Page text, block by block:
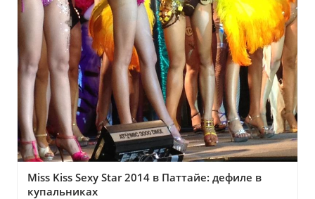
Miss Kiss Sexy Star 2014 в Паттайе: дефиле в
купальниках